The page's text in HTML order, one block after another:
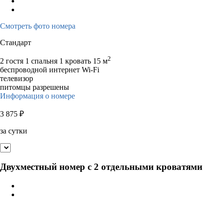
Смотреть фото номера
Стандарт
2 гостя 1 спальня 1 кровать 15 м2
беспроводной интернет Wi-Fi
телевизор
питомцы разрешены
Информация о номере
3 875 ₽
за сутки
Двухместный номер с 2 отдельными кроватями